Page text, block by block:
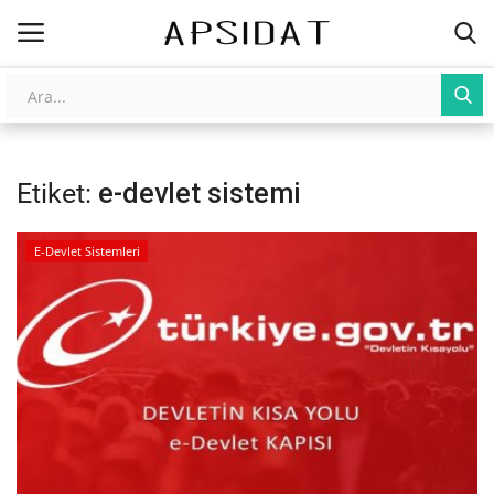
Giriş Kayıt Ol
AnaSayfa
Galeri
İletişim
Yapay Zeka
Üniversite Yayınları
Etiket: e-devlet sistemi
E-Devlet Sistemleri